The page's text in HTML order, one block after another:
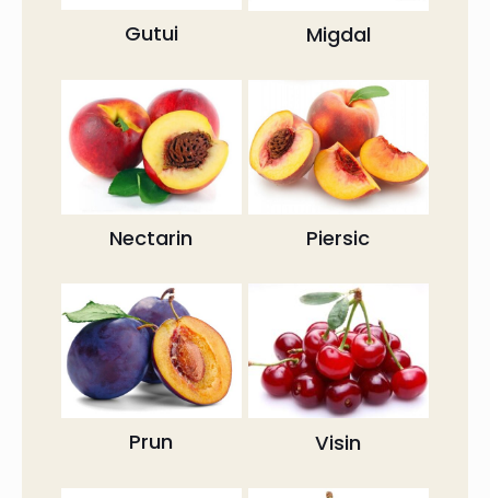
Gutui Migdal
Nectarin Piersic
Prun Visin